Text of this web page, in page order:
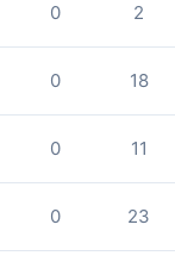
0 2
0 18
0 11
0 23